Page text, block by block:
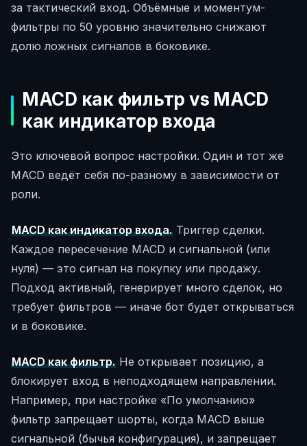
за тактический вход. Объёмные и моментум-
фильтры по 50 уровню значительно снижают
долю ложных сигналов в боковике.
MACD как фильтр vs MACD
как индикатор входа
Это ключевой вопрос настройки. Один и тот же
MACD ведёт себя по-разному в зависимости от
роли.
MACD как индикатор входа.Триггер сделки.
Каждое пересечение MACD и сигнальной (или
нуля) — это сигнал на покупку или продажу.
Подход активный, генерирует много сделок, но
требует фильтров — иначе бот будет открываться
и в боковике.
MACD как фильтр.Не открывает позицию, а
блокирует вход в неподходящем направлении.
Например, при настройке «По умолчанию»
фильтр запрещает шорты, когда MACD выше
сигнальной (бычья конфигурация), и запрещает